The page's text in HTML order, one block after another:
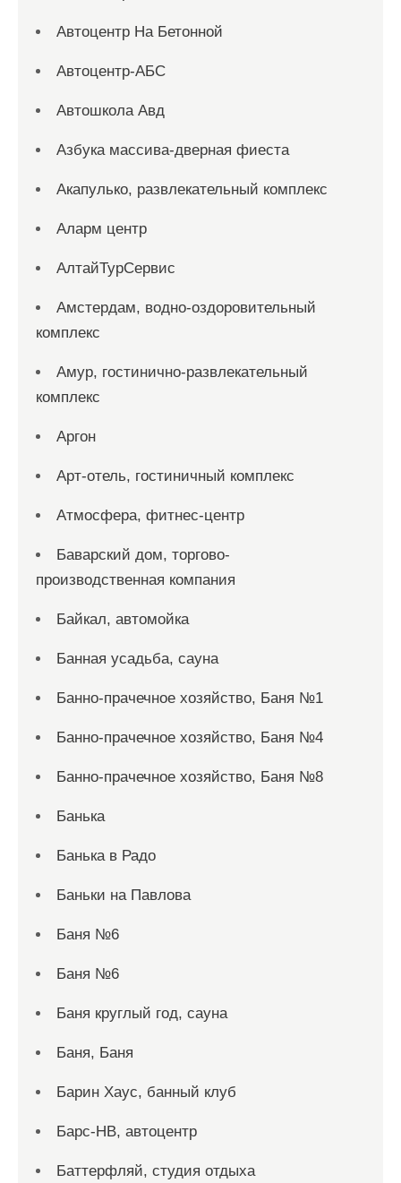
Автоцентр На Бетонной
Автоцентр-АБС
Автошкола Авд
Азбука массива-дверная фиеста
Акапулько, развлекательный комплекс
Аларм центр
АлтайТурСервис
Амстердам, водно-оздоровительный
комплекс
Амур, гостинично-развлекательный
комплекс
Аргон
Арт-отель, гостиничный комплекс
Атмосфера, фитнес-центр
Баварский дом, торгово-
производственная компания
Байкал, автомойка
Банная усадьба, сауна
Банно-прачечное хозяйство, Баня №1
Банно-прачечное хозяйство, Баня №4
Банно-прачечное хозяйство, Баня №8
Банька
Банька в Радо
Баньки на Павлова
Баня №6
Баня №6
Баня круглый год, сауна
Баня, Баня
Барин Хаус, банный клуб
Барс-НВ, автоцентр
Баттерфляй, студия отдыха